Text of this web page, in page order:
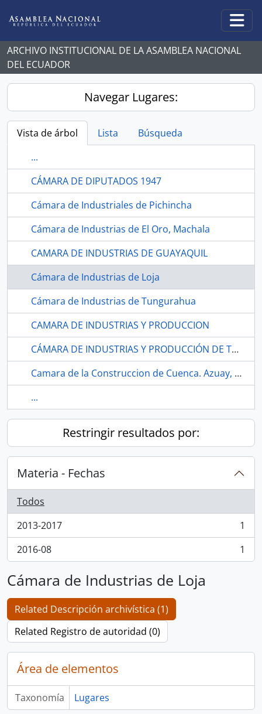
ARCHIVO INSTITUCIONAL DE LA ASAMBLEA NACIONAL
DEL ECUADOR
Navegar Lugares:
Vista de árbol Lista
Búsqueda
...
CÁMARA DE DIPUTADOS 1947
Cámara de Industriales de Pichincha
Cámara de Industrias de El Oro, Machala
CAMARA DE INDUSTRIAS DE GUAYAQUIL
Cámara de Industrias de Loja
Cámara de Industrias de Tungurahua
CAMARA DE INDUSTRIAS Y PRODUCCION
CÁMARA DE INDUSTRIAS Y PRODUCCIÓN DE TUNGURAHUA
Camara de la Construccion de Cuenca. Azuay, Cuenca
...
Restringir resultados por:
Materia - Fechas
Todos
2013-2017
, 1 resultados
1
2016-08
, 1 resultados 1
Cámara de Industrias de Loja
Related Descripción archivística (1)
Related Registro de autoridad (0)
Área de elementos
Taxonomía Lugares